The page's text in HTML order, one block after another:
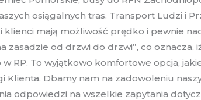
osiągalnych tras. Transport Ludzi i
mają możliwość prędko i pewnie
od drzwi do drzwi”, co oznacza,
RP. To wyjątkowo komfortowe opcja,
Klienta. Dbamy nam na zadowoleniu
odpowiedzi na wszelkie zapytania